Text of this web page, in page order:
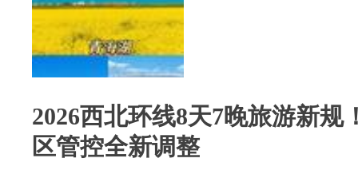
2026西北环线8天7晚旅游新规
区管控全新调整